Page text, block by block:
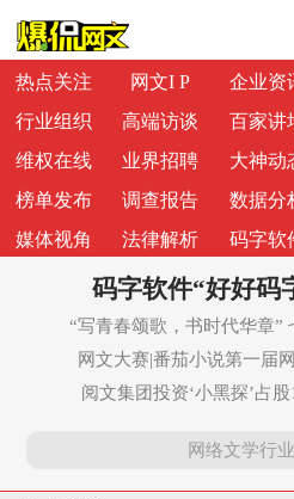
热点关注 网文I P 企业资
行业组织
高端访谈 百家讲
维权在线
业界招聘 大神动
榜单发布
调查报告 数据分
媒体视角
法律解析 码字软
码字软件“好好码
“写青春颂歌，书时代华章”
网文大赛|番茄小说第一届
阅文集团投资‘小黑探’占
网络文学行